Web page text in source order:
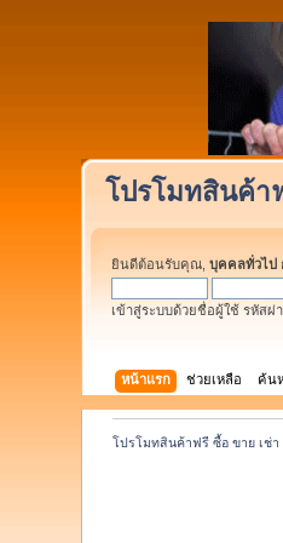
โปรโมทสินค้า
ยินดีต้อนรับคุณ,บุคคลทั่วไป
เข้าสู่ระบบด้วยชื่อผู้ใช้ รหัสผ่
หน้าแรก ช่วยเหลือ ค้น
โปรโมทสินค้าฟรี ซื้อ ขาย เช่า